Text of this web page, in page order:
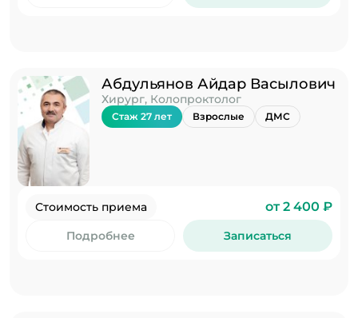
Абдульянов Айдар Васылович
Хирург, Колопроктолог
Стаж 27 лет Взрослые ДМС
Стоимость приема от 2 400 ₽
Подробнее Записаться